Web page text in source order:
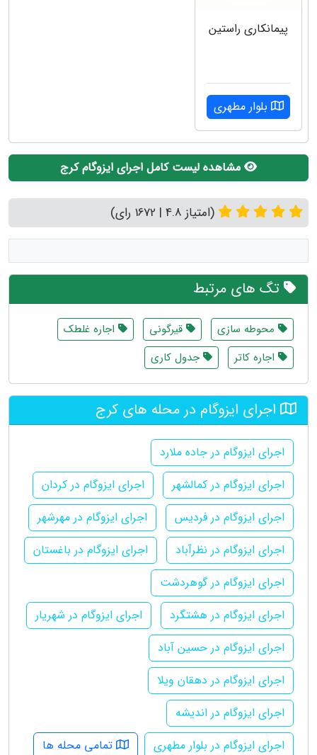
پیمانکاری راستین
بلوار مطهری
مشاهده لیست کامل اجرای ایزوگام کرج
(امتیاز 4.8 | 1672 رای)
تگ های مرتبط
محوطه سازی قیرگونی
اجاره غلطک
اجاره کاتر
جدول کاری
اجرای ایزوگام در محله های کرج
اجرای ایزوگام در جاده ملارد
اجرای ایزوگام در کمالشهر
اجرای ایزوگام در کردان
اجرای ایزوگام در فردیس
اجرای ایزوگام در مهرشهر
اجرای ایزوگام در نظرآباد
اجرای ایزوگام در باغستان
اجرای ایزوگام در گوهردشت
اجرای ایزوگام در هشتگرد
اجرای ایزوگام در شهریار
اجرای ایزوگام در حسین آباد
اجرای ایزوگام در دهقان ویلا
اجرای ایزوگام در اندیشه
اجرای ایزوگام در بلوار مطهری
تمامی محله ها